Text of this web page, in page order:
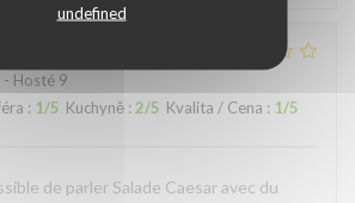
undefined
Hosté 9
: 1/5 Kuchyně : 2/5 Kvalita / Cena : 1/5
de parler Salade Caesar avec du